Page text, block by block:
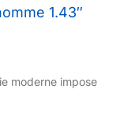
1.43″
moderne impose